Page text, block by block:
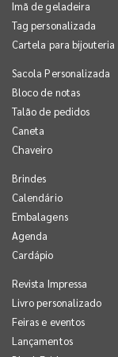
Imã de geladeira
Tag personalizada
Cartela para bijouteria
Sacola Personalizada
Bloco de notas
Talão de pedidos
Caneta
Chaveiro
Brindes
Calendário
Embalagens
Agenda
Cardápio
Revista Impressa
Livro personalizado
Feiras e eventos
Lançamentos